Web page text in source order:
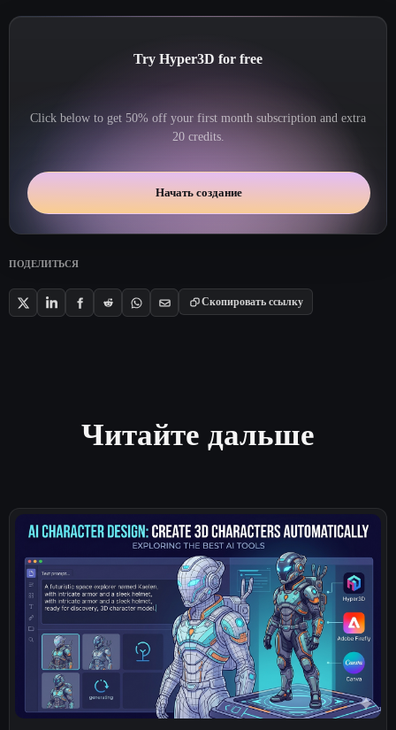
Try Hyper3D for free
Click below to get 50% off your first month subscription and extra
20 credits.
Начать создание
ПОДЕЛИТЬСЯ
Скопировать ссылку
Читайте дальше